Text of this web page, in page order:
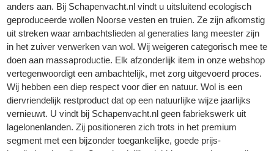
anders aan. Bij Schapenvacht.nl vindt u uitsluitend ecologisch
geproduceerde wollen Noorse vesten en truien. Ze zijn afkomstig
uit streken waar ambachtslieden al generaties lang meester zijn
in het zuiver verwerken van wol. Wij weigeren categorisch mee te
doen aan massaproductie. Elk afzonderlijk item in onze webshop
vertegenwoordigt een ambachtelijk, met zorg uitgevoerd proces.
Wij hebben een diep respect voor dier en natuur. Wol is een
diervriendelijk restproduct dat op een natuurlijke wijze jaarlijks
vernieuwt. U vindt bij Schapenvacht.nl geen fabriekswerk uit
lagelonenlanden. Zij positioneren zich trots in het premium
segment met een bijzonder toegankelijke, goede prijs-